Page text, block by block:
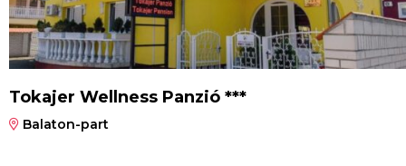
Tokajer Wellness Panzió ***
Balaton-part